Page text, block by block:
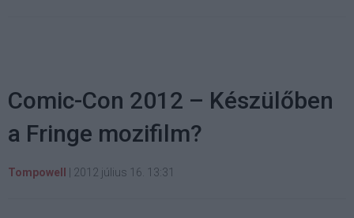
Comic-Con 2012 – Készülőben
a Fringe mozifilm?
Tompowell 2012 július 16. 13:31